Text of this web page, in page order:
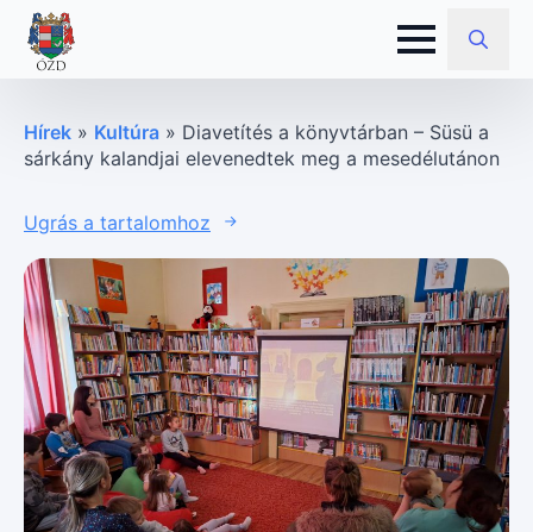
Search
Hírek » Kultúra » Diavetítés a könyvtárban – Süsü a
sárkány kalandjai elevenedtek meg a mesedélutánon
Ugrás a tartalomhoz